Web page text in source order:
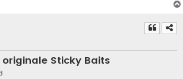
originale Sticky Baits